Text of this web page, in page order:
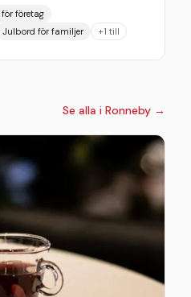
& chark i Landskrona, ett
fyllt av praliner,
á la Malta och så mycket
företag
Julbord för familjer +1 till
Se alla i Ronneby →